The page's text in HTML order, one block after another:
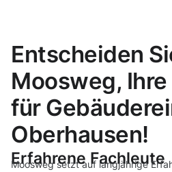
Entscheiden
Moosweg,
für
Oberhausen!
Erfahrene Fachleute
Moosweg setzt auf langjährige